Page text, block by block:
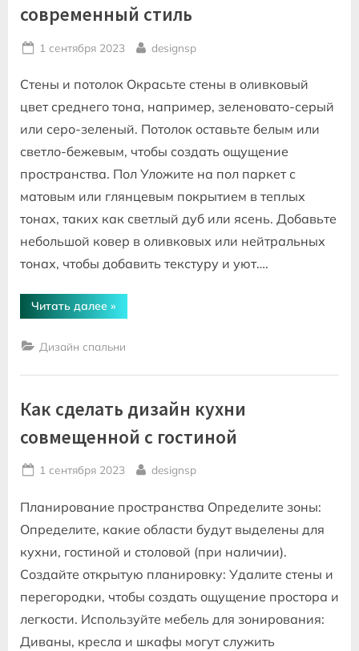
современный стиль
Posted
1 сентября 2023 By
designsp
Стены и потолок Окрасьте стены в оливковый
цвет среднего тона, например, зеленовато-серый
или серо-зеленый. Потолок оставьте белым или
светло-бежевым, чтобы создать ощущение
пространства. Пол Уложите на пол паркет с
матовым или глянцевым покрытием в теплых
тонах, таких как светлый дуб или ясень. Добавьте
небольшой ковер в оливковых или нейтральных
тонах, чтобы добавить текстуру и уют….
Читать далее “Дизайн
спальни
тонах
стиль”
»
Дизайн спальни
Как сделать дизайн кухни
совмещенной с гостиной
Posted
1 сентября 2023 By
designsp
Планирование пространства Определите зоны:
Определите, какие области будут выделены для
кухни, гостиной и столовой (при наличии).
Создайте открытую планировку: Удалите стены и
перегородки, чтобы создать ощущение простора и
легкости. Используйте мебель для зонирования:
Диваны, кресла и шкафы могут служить